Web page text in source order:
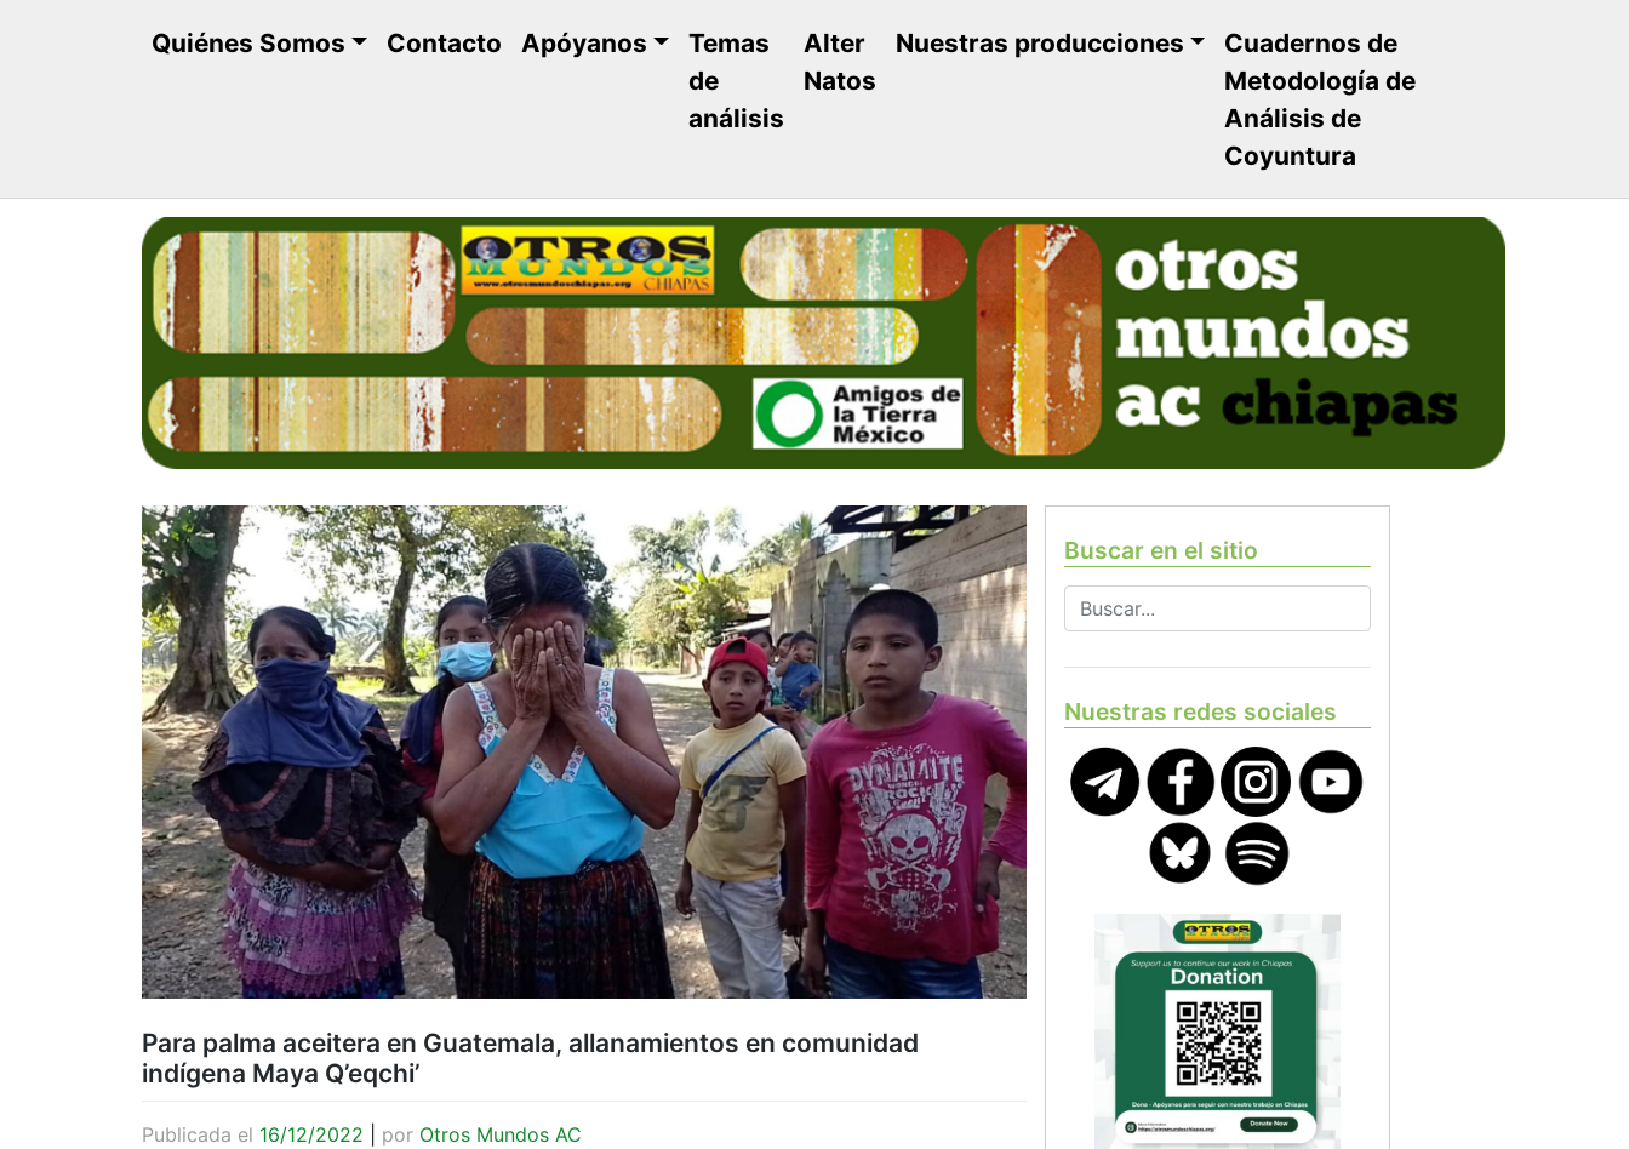
Quiénes Somos Contacto Apóyanos
Temas
de
análisis
Alter
Natos
Nuestras producciones
Cuadernos de
Metodología de
Análisis de
Coyuntura
Para palma aceitera en Guatemala, allanamientos en comunidad
indígena Maya Q’eqchi’
Publicada el 16/12/2022 por Otros Mundos AC
Buscar en el sitio
Nuestras redes sociales